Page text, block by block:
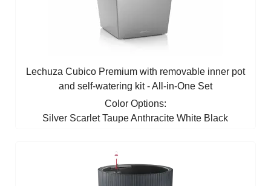
Lechuza Cubico Premium with removable inner pot
and self-watering kit - All-in-One Set
Color Options:
Silver ScarletTaupeAnthraciteWhite Black